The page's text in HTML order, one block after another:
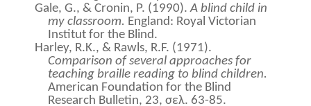
Gale, G., & Cronin, P. (1990).A blind child in
my classroom. England: Royal Victorian
Institut for the Blind.
Harley, R.K., & Rawls, R.F. (1971).
Comparison of several approaches for
teaching braille reading to blind children.
American Foundation for the Blind
Research Bulletin, 23, σελ. 63-85.